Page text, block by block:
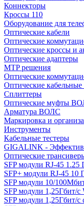
Коннекторы
Кроссы 110
Оборудование для
Оптические кабели
Оптические
Оптические кроссы и
Оптические адаптеры
MTP решения
Оптические
Оптические кабельные
Сплиттеры
Оптические муфты
Арматура ВОЛС
Маркировка и
Инструменты
Кабельные тестеры
GIGALINK -
Оптические
SFP модули RJ-45 1.25
SFP+ модули RJ-45 10
SFP модули 10/
SFP модули 1,25Гбит/
SFP модули 1,25Гбит/с